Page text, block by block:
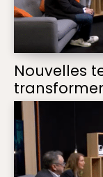
Nouvelles